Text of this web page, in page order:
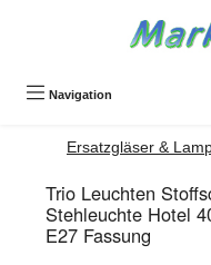
Navigation
Ersatzgläser &
Trio Leuchten
Stehleuchte Hotel
E27 Fassung